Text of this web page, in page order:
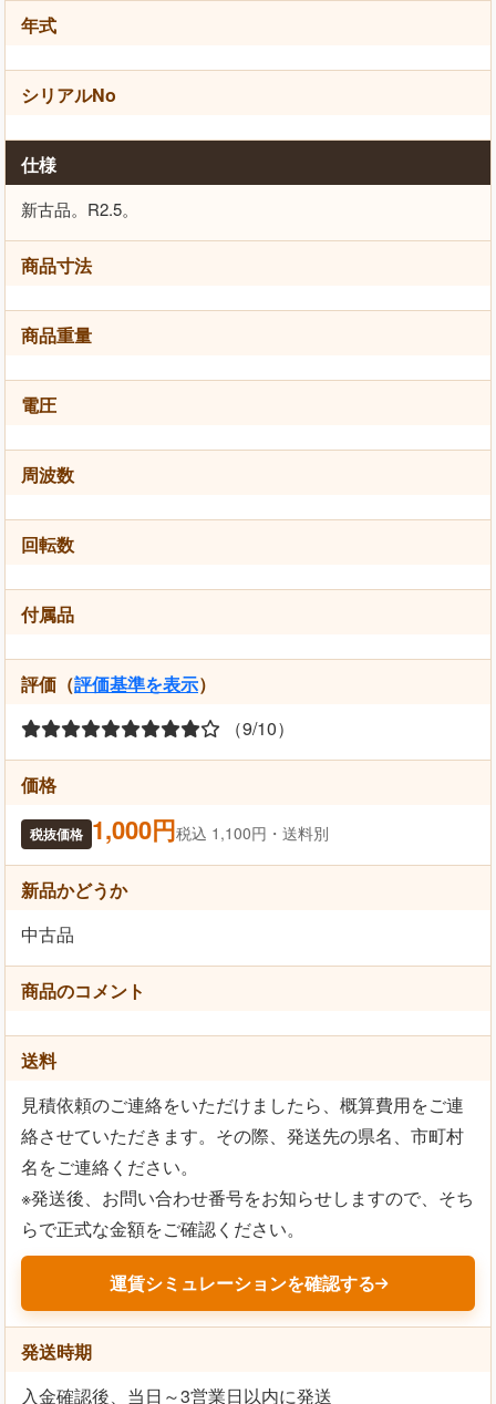
年式
シリアルNo
仕様
新古品。R2.5。
商品寸法
商品重量
電圧
周波数
回転数
付属品
評価（評価基準を表示）
（9/10）
価格
税抜価格 1,000円税込 1,100円・送料別
新品かどうか
中古品
商品のコメント
送料
見積依頼のご連絡をいただけましたら、概算費用をご連
絡させていただきます。その際、発送先の県名、市町村
名をご連絡ください。
※発送後、お問い合わせ番号をお知らせしますので、そち
らで正式な金額をご確認ください。
運賃シミュレーションを確認する
発送時期
入金確認後、当日～3営業日以内に発送